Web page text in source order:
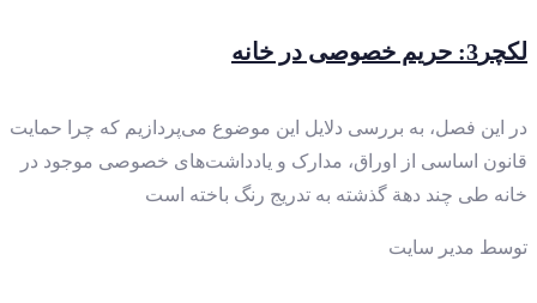
لکچر3: حریم خصوصی در خانه
در این فصل، به بررسی دلایل این موضوع می‌پردازیم که چرا حمایت
قانون اساسی از اوراق، مدارک و یادداشت‌های خصوصی موجود در
خانه‌ طی چند دهة گذشته به تدریج رنگ باخته است
توسط مدیر سایت